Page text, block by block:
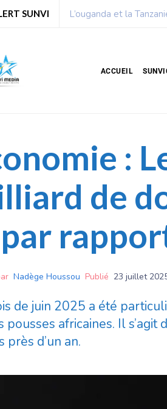
SUNVI Chronique de Nelie :
ACCUEIL
:
de
Nadège Houssou Publié 23 juillet
de juin 2025 a été
pousses africaines. Il
près d’un an.